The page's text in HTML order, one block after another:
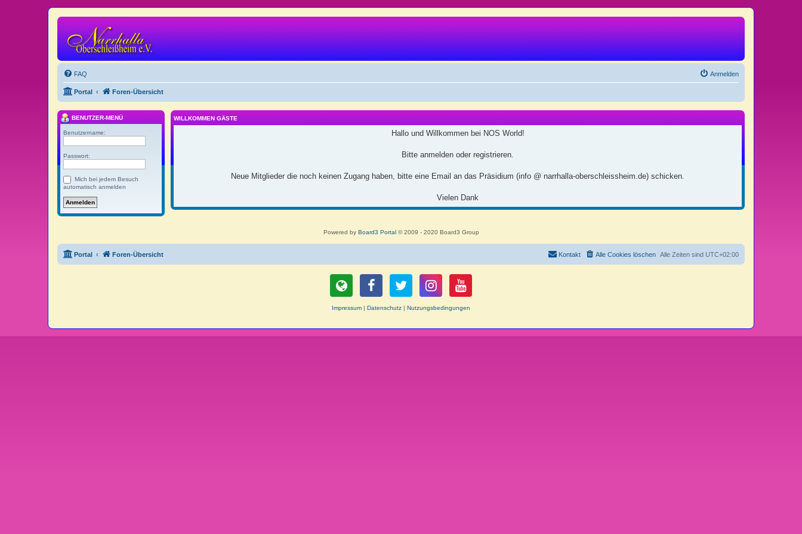
FAQ Anmelden
Portal Foren-Übersicht
WILLKOMMEN GÄSTE
Hallo und Willkommen bei NOS World!
Bitte anmelden oder registrieren.
Neue Mitglieder die noch keinen Zugang haben, bitte eine Email an das Präsidium (info @ narrhalla-oberschleissheim.de) schicken.
Vielen Dank
BENUTZER-MENÜ
Benutzername:
Passwort:
Mich bei jedem Besuch
automatisch anmelden
Powered by Board3 Portal© 2009 - 2020 Board3 Group
Portal Foren-Übersicht Alle Zeiten sind UTC+02:00
Alle Cookies löschen
Kontakt
Impressum | Datenschutz | Nutzungsbedingungen